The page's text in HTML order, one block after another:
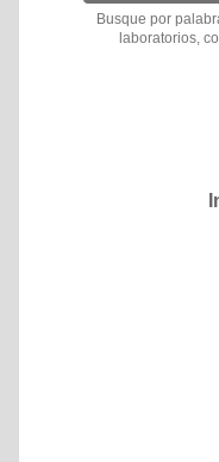
Busque por
laboratorios,